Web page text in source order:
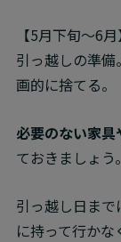
【5月下旬～6月
引っ越しの準
画的に捨てる。
必要のない家
ておきましょう。
引っ越し日ま
に持って行かな